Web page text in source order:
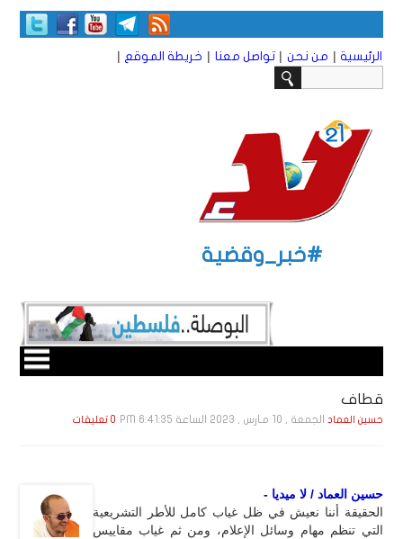
الرئيسية | من نحن | تواصل معنا | خريطة الموقع |
#خبر_وقضية
قطاف
حسين العماد الجمعة , 10 مـارس , 2023 الساعة 6:41:35 PM 0 تعليقات
حسين العماد / لا ميديا -
الحقيقة أننا نعيش في ظل غياب كامل للأطر التشريعية
التي تنظم مهام وسائل الإعلام، ومن ثم غياب مقاييس